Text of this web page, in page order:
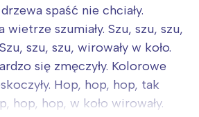
spaść nie chciały.
szumiały. Szu, szu, szu,
szu, szu, wirowały w koło.
się zmęczyły. Kolorowe
Hop, hop, hop, tak
hop, hop, w koło wirowały.